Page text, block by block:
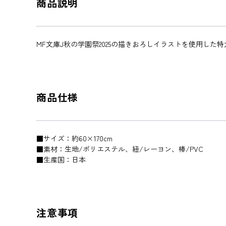
MF文庫J秋の学園祭2025の描きおろしイラストを使用した
商品仕様
■サイズ：約60×170cm
■素材：生地/ポリエステル、紐/レーヨン、棒/PVC
■生産国：日本
注意事項